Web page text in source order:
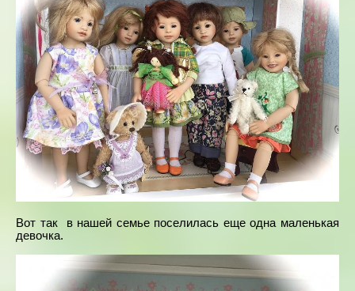
Вот так в нашей семье поселилась еще одна маленькая
девочка.